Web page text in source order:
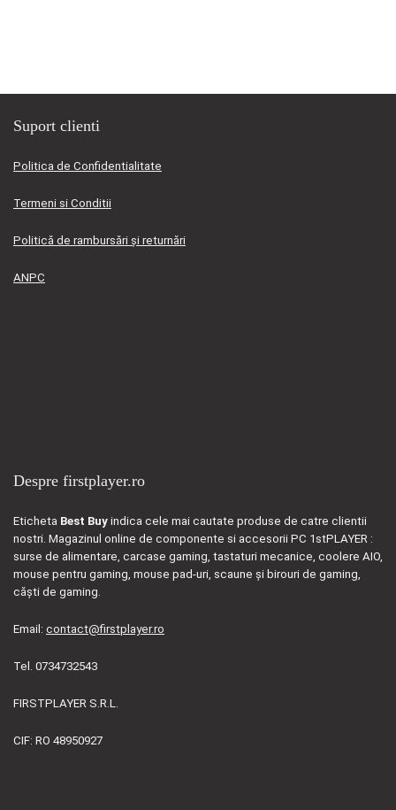
Suport clienti
Politica de Confidentialitate
Termeni si Conditii
Politică de rambursări și returnări
ANPC
Despre firstplayer.ro
Eticheta Best Buy indica cele mai cautate produse de catre clientii
nostri. Magazinul online de componente si accesorii PC 1stPLAYER :
surse de alimentare, carcase gaming, tastaturi mecanice, coolere AIO,
mouse pentru gaming, mouse pad-uri, scaune și birouri de gaming,
căști de gaming.
Email: contact@firstplayer.ro
Tel. 0734732543
FIRSTPLAYER S.R.L.
CIF: RO 48950927